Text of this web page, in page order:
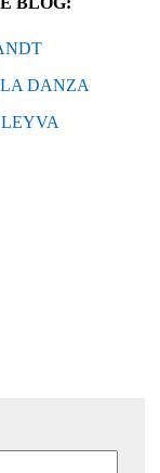
DANZA